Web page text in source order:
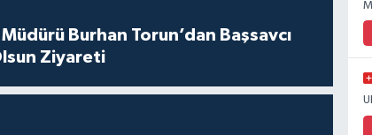
Burhan Torun’dan Başsavcı
Ziyareti